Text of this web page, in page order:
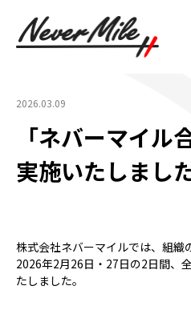
2026.03.09
「ネバーマイル
実施いたしまし
株式会社ネバーマイルでは、組織
2026年2月26日・27日の2日間、
たしました。